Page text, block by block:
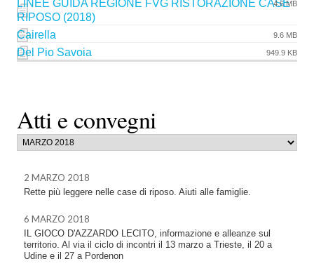
Atti e convegni
2 MARZO 2018
Rette più leggere nelle case di riposo. Aiuti alle famiglie.
6 MARZO 2018
IL GIOCO D'AZZARDO LECITO, informazione e alleanze sul
territorio. Al via il ciclo di incontri il 13 marzo a Trieste, il 20 a
Udine e il 27 a Pordenon
LINEE GUIDA REGIONE FVG RISTORAZIONE CASE
RIPOSO (2018)
4.6 MB
Cairella 9.6 MB
Del Pio Savoia 949.9 KB